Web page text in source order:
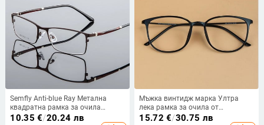
Semfly Anti-blue Ray Метална
квадратна рамка за очила
Класически модни очила с пълна
10.35 €/20.24 лв
Мъжка винтидж марка Ултра
лека рамка за очила от
въглеродна стомана Дамска
15.72 €/30.75 лв